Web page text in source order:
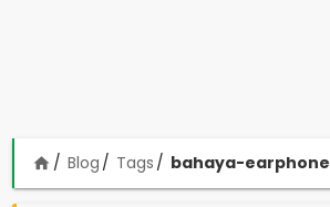
home Blog Tags bahaya-earphone